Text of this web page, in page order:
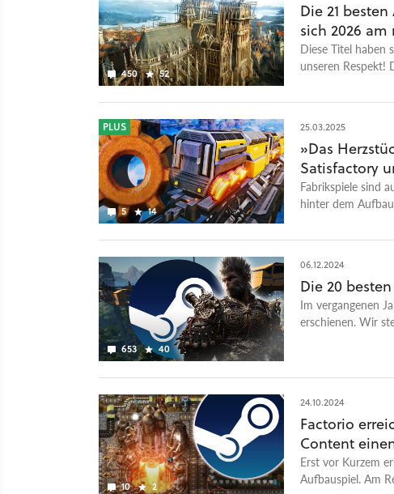
450 52
Die 21
sich 2026 am
Diese Titel haben
unseren Respekt!
5 14
PLUS 25.03.2025
»Das
Satisfactory
Fabrikspiele sind
hinter dem
653 40
06.12.2024
Die 20
Im vergangenen
erschienen. Wir
10 2
24.10.2024
Factorio
Content
Erst vor Kurzem
Aufbauspiel. Am